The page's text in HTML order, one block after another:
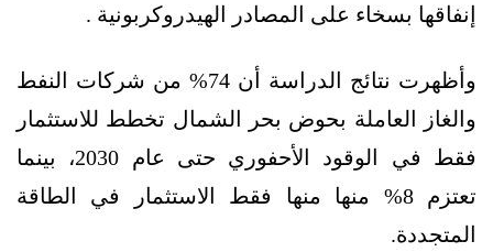
إنفاقها بسخاء على المصادر الهيدروكربونية .
وأظهرت نتائج الدراسة أن 74% من شركات النفط
والغاز العاملة بحوض بحر الشمال تخطط للاستثمار
فقط في الوقود الأحفوري حتى عام 2030، بينما
تعتزم 8% منها منها فقط الاستثمار في الطاقة
المتجددة.